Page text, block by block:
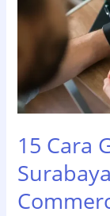
Maps
15 Cara